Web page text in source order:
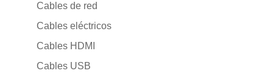
Cables de red
Cables eléctricos
Cables HDMI
Cables USB